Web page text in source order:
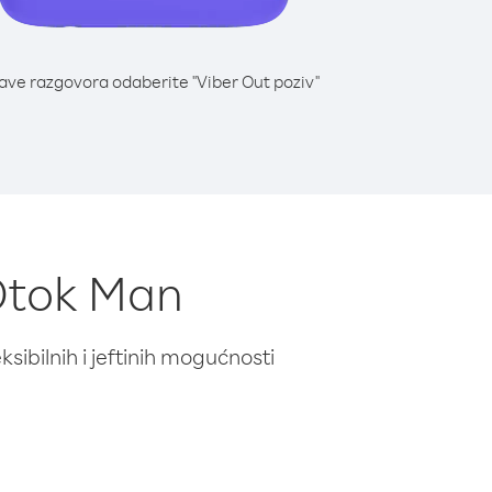
razgovora odaberite "Viber Out poziv"
Man
i jeftinih mogućnosti